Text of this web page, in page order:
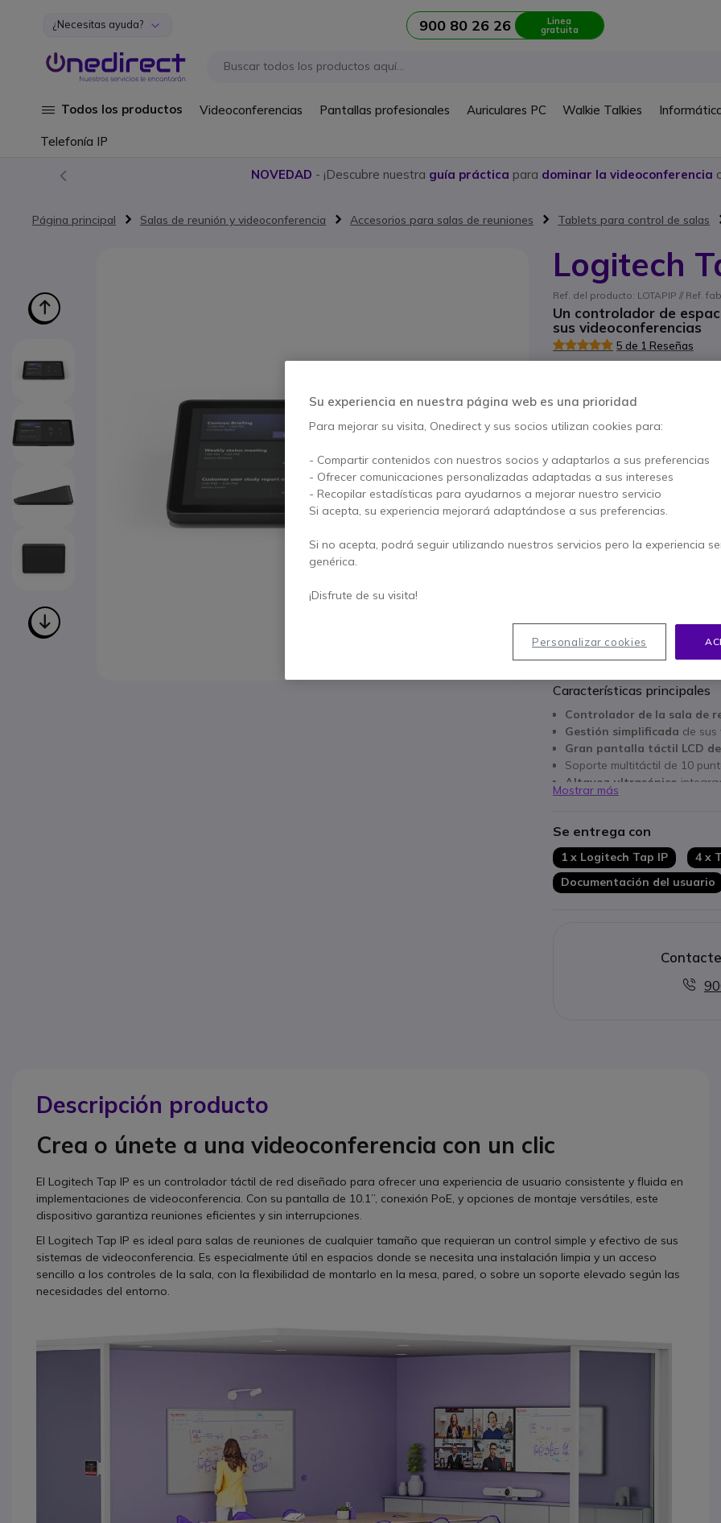
Ir al contenido
¿Necesitas ayuda? 900 80 26 26 Linea
gratuita
Todos los productos Videoconferencias Pantallas profesionales Auriculares PC Walkie Talkies
Telefonía IP
NOVEDAD - ¡Descubre nuestra guía práctica para dominar la videoconferencia
Página principal Salas de reunión y videoconferencia Accesorios para salas de reuniones Tablets para control de salas
Logitech
Ref. del producto: LOTAPIP // Ref.
Un controlador de
sus videoconferencias
5 de 1 Reseñas
798,95 €
580,95 €
AÑADIR
No está disponible
El precio de la
2 años de garantíadel
Paga en 3 pagos de
Características principales
Controlador de la sala de
Gestión simplificada de sus
Gran pantalla táctil LCD
Soporte multitáctil de 10
Altavoz ultrasónico
Posibilidad de compartir
Puertos e interfaces:
Compatible con Microsoft
RingCentral Rooms
Solo compatible con RALLY
Mostrar más
Se entrega con
1 x Logitech Tap IP 4 x
Documentación del usuario
Descripción producto
Crea o únete a una videoconferencia con un clic
El Logitech Tap IP es un controlador táctil de red diseñado para ofrecer una experiencia de usuario consistente y fluida en
implementaciones de videoconferencia. Con su pantalla de 10.1”, conexión PoE, y opciones de montaje versátiles, este
dispositivo garantiza reuniones eficientes y sin interrupciones.
El Logitech Tap IP es ideal para salas de reuniones de cualquier tamaño que requieran un control simple y efectivo de sus
sistemas de videoconferencia. Es especialmente útil en espacios donde se necesita una instalación limpia y un acceso
sencillo a los controles de la sala, con la flexibilidad de montarlo en la mesa, pared, o sobre un soporte elevado según las
necesidades del entorno.
Su experiencia en nuestra página web es una prioridad
Para mejorar su visita, Onedirect y sus socios utilizan cookies para:
- Compartir contenidos con nuestros socios y adaptarlos a sus preferencias
- Ofrecer comunicaciones personalizadas adaptadas a sus intereses
- Recopilar estadísticas para ayudarnos a mejorar nuestro servicio
Si acepta, su experiencia mejorará adaptándose a sus preferencias.
Si no acepta, podrá seguir utilizando nuestros servicios pero la experiencia
genérica.
¡Disfrute de su visita!
Personalizar cookies